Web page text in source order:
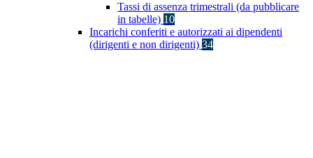
Tassi di assenza trimestrali (da pubblicare
in tabelle) 10
Incarichi conferiti e autorizzati ai dipendenti
(dirigenti e non dirigenti) 34